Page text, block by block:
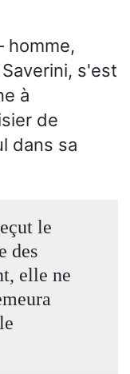
s'est
à
de
dans sa
le
des
elle ne